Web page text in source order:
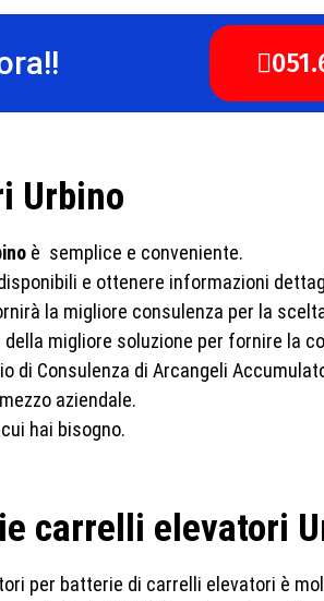
Urbino
è semplice e conveniente.
e ottenere informazioni
la migliore consulenza per la
migliore soluzione per fornire la
di Consulenza di Arcangeli
aziendale.
hai bisogno.
carrelli elevatori
per batterie di carrelli elevatori è